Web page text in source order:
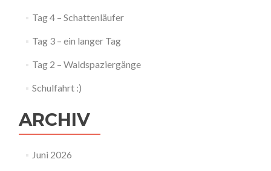
Tag 4 – Schattenläufer
Tag 3 – ein langer Tag
Tag 2 – Waldspaziergänge
Schulfahrt :)
ARCHIV
Juni 2026